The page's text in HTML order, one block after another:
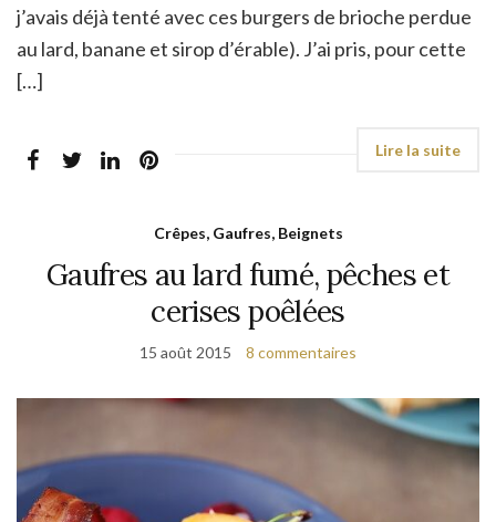
j’avais déjà tenté avec ces burgers de brioche perdue
au lard, banane et sirop d’érable). J’ai pris, pour cette
[…]
Crêpes, Gaufres, Beignets
Gaufres au lard fumé, pêches et
cerises poêlées
15 août 2015 8 commentaires